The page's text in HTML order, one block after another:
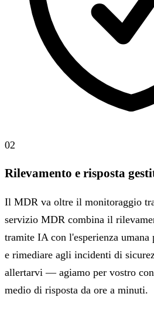
02
Rilevamento e risposta
Il MDR va oltre il monitoraggio
servizio MDR combina il
tramite IA con l'esperienza umana
e rimediare agli incidenti di
allertarvi — agiamo per vostro
medio di risposta da ore a minuti.